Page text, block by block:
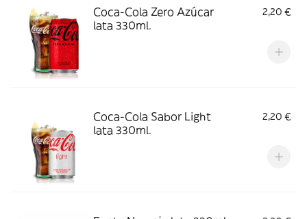
Coca-Cola Zero Azúcar
lata 330ml.
2,20 €
Coca-Cola Sabor Light
lata 330ml.
2,20 €